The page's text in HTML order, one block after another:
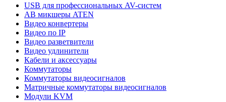
USB для профессиональных AV-систем
АВ микшеры ATEN
Видео конвертеры
Видео по IP
Видео разветвители
Видео удлинители
Кабели и аксессуары
Коммутаторы
Коммутаторы видеосигналов
Матричные коммутаторы видеосигналов
Модули KVM